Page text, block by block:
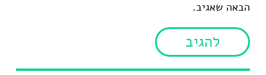
הבאה שאגיב.